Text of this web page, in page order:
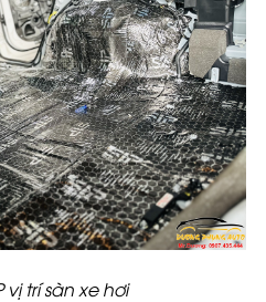
trí sàn xe hơi